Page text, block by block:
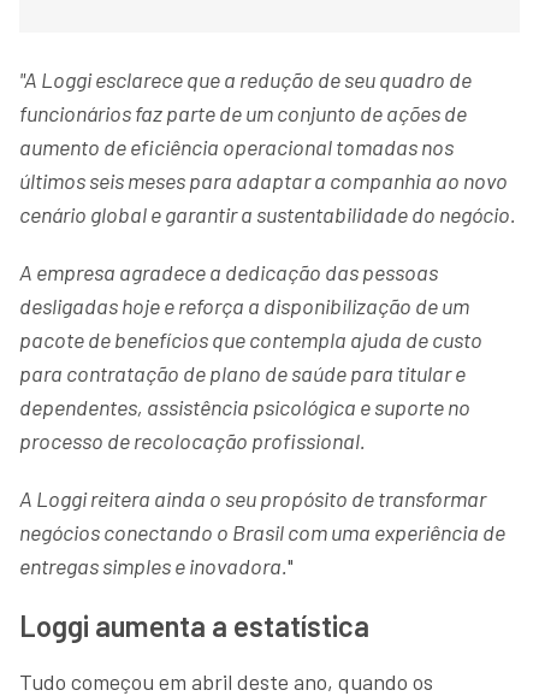
"A Loggi esclarece que a redução de seu quadro de
funcionários faz parte de um conjunto de ações de
aumento de eficiência operacional tomadas nos
últimos seis meses para adaptar a companhia ao novo
cenário global e garantir a sustentabilidade do negócio.
A empresa agradece a dedicação das pessoas
desligadas hoje e reforça a disponibilização de um
pacote de benefícios que contempla ajuda de custo
para contratação de plano de saúde para titular e
dependentes, assistência psicológica e suporte no
processo de recolocação profissional.
A Loggi reitera ainda o seu propósito de transformar
negócios conectando o Brasil com uma experiência de
entregas simples e inovadora."
Loggi aumenta a estatística
Tudo começou em abril deste ano, quando os